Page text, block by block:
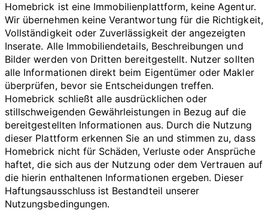
Homebrick ist eine Immobilienplattform, keine Agentur.
Wir übernehmen keine Verantwortung für die Richtigkeit,
Vollständigkeit oder Zuverlässigkeit der angezeigten
Inserate. Alle Immobiliendetails, Beschreibungen und
Bilder werden von Dritten bereitgestellt. Nutzer sollten
alle Informationen direkt beim Eigentümer oder Makler
überprüfen, bevor sie Entscheidungen treffen.
Homebrick schließt alle ausdrücklichen oder
stillschweigenden Gewährleistungen in Bezug auf die
bereitgestellten Informationen aus. Durch die Nutzung
dieser Plattform erkennen Sie an und stimmen zu, dass
Homebrick nicht für Schäden, Verluste oder Ansprüche
haftet, die sich aus der Nutzung oder dem Vertrauen auf
die hierin enthaltenen Informationen ergeben. Dieser
Haftungsausschluss ist Bestandteil unserer
Nutzungsbedingungen.